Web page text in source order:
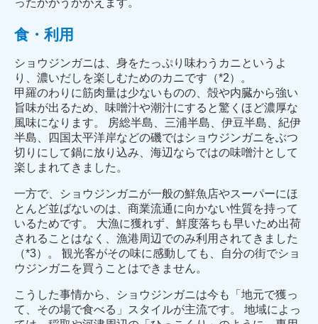
ったかがうかがえます。
食・利用
ショウジンガニは、身をたっぷり味わうカニというよ
り、濃いだしを楽しむためのカニです（*2）。
甲羅のわりに筋肉量は少ないものの、殻や内臓から強い
旨味が出るため、味噌汁や潮汁にすると驚くほど濃厚な
風味になります。 房総半島、三浦半島、伊豆半島、紀伊
半島、四国太平洋岸などの磯ではショウジンガニをぶつ
切りにして鍋に放り込み、海辺ならではの味噌汁として
楽しまれてきました。
一方で、ショウジンガニが一般の鮮魚店やスーパーにほ
とんど並ばないのは、商業流通に向かない性質を持って
いるためです。 大漁に獲れず、鮮度落ちも早いため出荷
されることはなく、漁港周辺でのみ利用されてきました
（*3）。 観光客がその味に感動しても、自分の街でショ
ウジンガニを買うことはできません。
こうした事情から、ショウジンガニは今も「地元で獲っ
て、その場で食べる」スタイルが主流です。 地域によっ